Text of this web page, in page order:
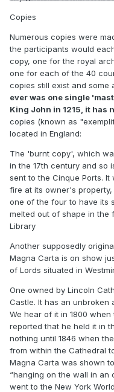
Copies
Numerous copies were
the participants would
copy, one for the royal
one for each of the 40
copies still exist and some
ever was one single
King John in 1215, it has
copies (known as
located in England:
The 'burnt copy', which
in the 17th century and so
sent to the Cinque Ports.
fire at its owner's
one of the four to have its
melted out of shape in the
Library
Another supposedly
Magna Carta is on show
of Lords situated in
One owned by Lincoln
Castle. It has an unbroken
We hear of it in 1800
reported that he held it in
nothing until 1846 when
from within the Cathedral
Magna Carta was shown
“hanging on the wall in an
went to the New York